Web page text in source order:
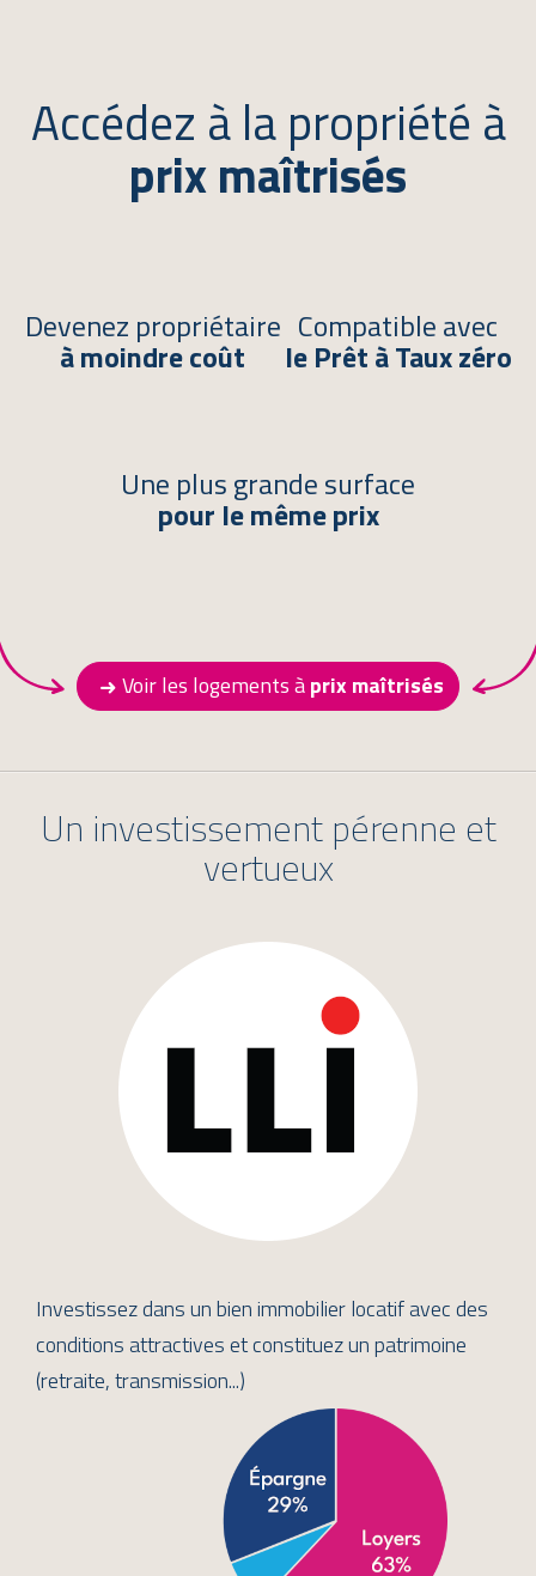
Accédez à la propriété à
prix maîtrisés
Devenez propriétaire
à moindre coût
Compatible avec
le Prêt à Taux zéro
Une plus grande surface
pour le même prix
Voir les logements àprix maîtrisés
Un investissement pérenne et
vertueux
Investissez dans un bien immobilier locatif avec des
conditions attractives et constituez un patrimoine
(retraite, transmission...)